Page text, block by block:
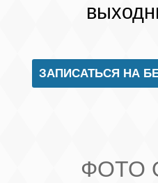
ЗАПИСАТЬСЯ НА
ФОТО